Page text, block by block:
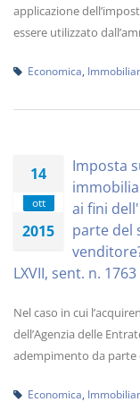
applicazione
essere utilizzato
Economica
14
ott
2015
Imposta
ai fini
parte del
LXVII, sent. n.
Nel caso in cui
dell’Agenzia delle
adempimento da parte
Economica